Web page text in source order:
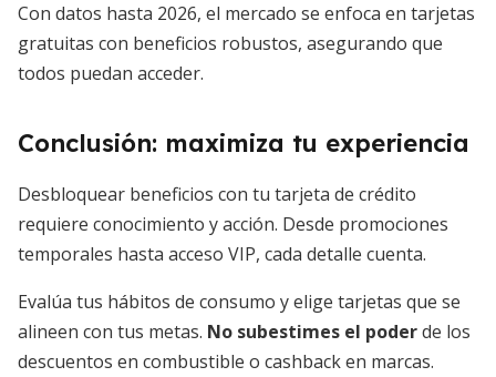
Con datos hasta 2026, el mercado se enfoca en tarjetas
gratuitas con beneficios robustos, asegurando que
todos puedan acceder.
Conclusión: maximiza tu experiencia
Desbloquear beneficios con tu tarjeta de crédito
requiere conocimiento y acción. Desde promociones
temporales hasta acceso VIP, cada detalle cuenta.
Evalúa tus hábitos de consumo y elige tarjetas que se
alineen con tus metas. No subestimes el poderde los
descuentos en combustible o cashback en marcas.